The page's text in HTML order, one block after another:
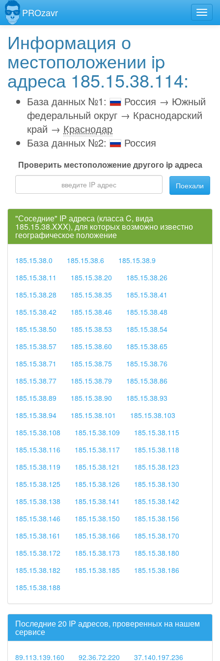
PROzavr
Информация о
местоположении ip
адреса 185.15.38.114:
База данных №1:
Россия → Южный
федеральный округ → Краснодарский
край → Краснодар
База данных №2:
Россия
Проверить местоположение другого ip адреса
Поехали
"Соседние" IP адреса (класса C, вида
185.15.38.XXX), для которых возможно известно
географическое положение
185.15.38.0 185.15.38.6
185.15.38.9
185.15.38.11
185.15.38.20
185.15.38.26
185.15.38.28
185.15.38.35
185.15.38.41
185.15.38.42
185.15.38.46
185.15.38.48
185.15.38.50
185.15.38.53
185.15.38.54
185.15.38.57
185.15.38.60
185.15.38.65
185.15.38.71
185.15.38.75
185.15.38.76
185.15.38.77
185.15.38.79
185.15.38.86
185.15.38.89
185.15.38.90
185.15.38.93
185.15.38.94
185.15.38.101
185.15.38.103
185.15.38.108
185.15.38.109
185.15.38.115
185.15.38.116
185.15.38.117
185.15.38.118
185.15.38.119
185.15.38.121
185.15.38.123
185.15.38.125
185.15.38.126
185.15.38.130
185.15.38.138
185.15.38.141
185.15.38.142
185.15.38.146
185.15.38.150
185.15.38.156
185.15.38.161
185.15.38.166
185.15.38.170
185.15.38.172
185.15.38.173
185.15.38.180
185.15.38.182
185.15.38.185
185.15.38.186
185.15.38.188
Последние 20 IP адресов, проверенных на нашем
сервисе
89.113.139.160 92.36.72.220 37.140.197.236